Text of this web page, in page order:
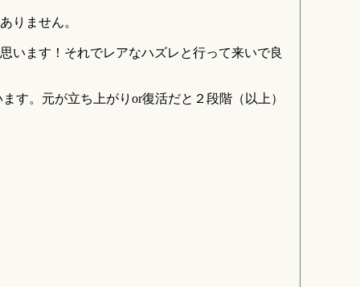
りません。
います！それでレアなハズレと行って来いで良
す。元が立ち上がりor復活だと２段階（以上）